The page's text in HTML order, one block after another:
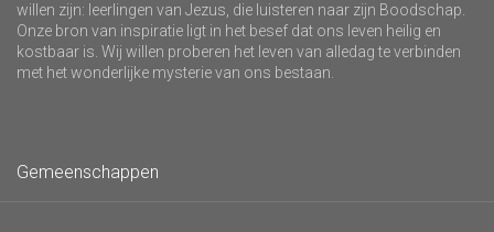
willen zijn: leerlingen van Jezus, die luisteren naar zijn Boodschap.
Onze bron van inspiratie ligt in het besef dat ons leven heilig en
kostbaar is. Wij willen proberen het leven van alledag te verbinden
met het wonderlijke mysterie van ons bestaan.
Gemeenschappen